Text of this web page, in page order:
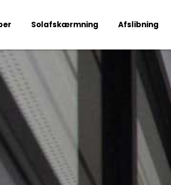
Solafskærmning Afslibning